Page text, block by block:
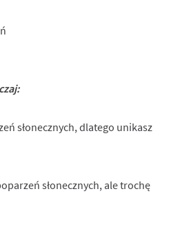
słonecznych, dlatego unikasz
słonecznych, ale trochę